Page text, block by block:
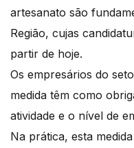
artesanato são
Região, cujas
partir de hoje.
Os empresários do
medida têm como
atividade e o nível de
Na prática, esta